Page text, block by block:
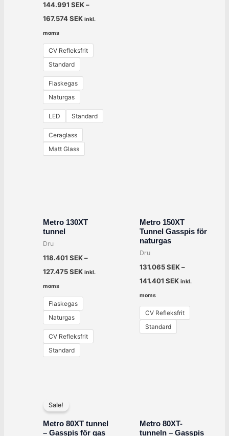
144.991 SEK–
167.574SEK inkl.
moms
CV Refleksfrit
Standard
Flaskegas
Naturgas
LED Standard
Ceraglass
Matt Glass
Metro 130XT
tunnel
Dru
118.401 SEK–
127.475SEK inkl.
moms
Flaskegas
Naturgas
CV Refleksfrit
Standard
Metro 150XT
Tunnel Gasspis för
naturgas
Dru
131.065SEK–
141.401SEK inkl.
moms
CV Refleksfrit
Standard
Sale!
Metro 80XT tunnel
– Gasspis för gas
ursprungliga
priset
54.395 SEK.43.516 SEK.
Metro 80XT-
tunneln – Gasspis